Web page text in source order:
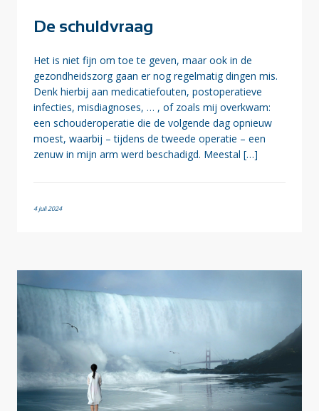
De schuldvraag
Het is niet fijn om toe te geven, maar ook in de
gezondheidszorg gaan er nog regelmatig dingen mis.
Denk hierbij aan medicatiefouten, postoperatieve
infecties, misdiagnoses, … , of zoals mij overkwam:
een schouderoperatie die de volgende dag opnieuw
moest, waarbij – tijdens de tweede operatie – een
zenuw in mijn arm werd beschadigd. Meestal […]
4 juli 2024